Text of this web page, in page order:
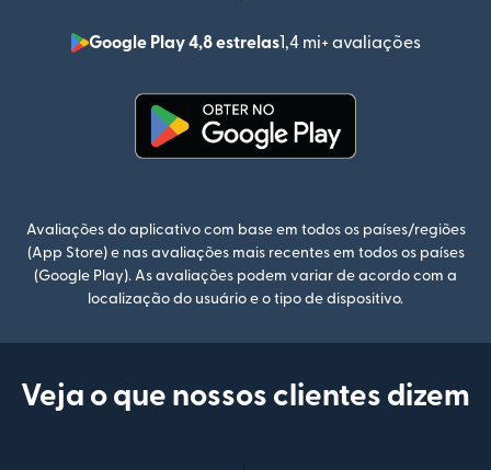
Google Play 4,8 estrelas1,4 mi+ avaliações
(abre
Avaliações do aplicativo com base em todos os países/regiões
(App Store) e nas avaliações mais recentes em todos os países
(Google Play). As avaliações podem variar de acordo com a
localização do usuário e o tipo de dispositivo.
Veja o que nossos clientes dizem